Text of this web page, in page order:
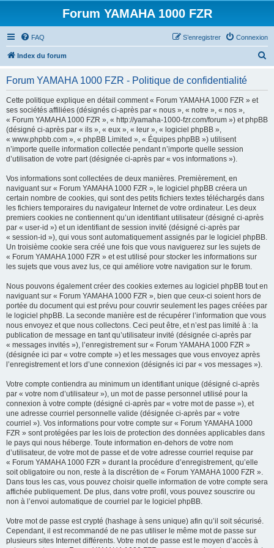
Forum YAMAHA 1000 FZR
FAQ Connexion
S’enregistrer
Index du forum
Forum YAMAHA 1000 FZR - Politique de confidentialité
Cette politique explique en détail comment « Forum YAMAHA 1000 FZR » et
ses sociétés affiliées (désignés ci-après par « nous », « notre », « nos »,
« Forum YAMAHA 1000 FZR », « http://yamaha-1000-fzr.com/forum ») et phpBB
(désigné ci-après par « ils », « eux », « leur », « logiciel phpBB »,
« www.phpbb.com », « phpBB Limited », « Équipes phpBB ») utilisent
n’importe quelle information collectée pendant n’importe quelle session
d’utilisation de votre part (désignée ci-après par « vos informations »).
Vos informations sont collectées de deux manières. Premièrement, en
naviguant sur « Forum YAMAHA 1000 FZR », le logiciel phpBB créera un
certain nombre de cookies, qui sont des petits fichiers textes téléchargés dans
les fichiers temporaires du navigateur Internet de votre ordinateur. Les deux
premiers cookies ne contiennent qu’un identifiant utilisateur (désigné ci-après
par « user-id ») et un identifiant de session invité (désigné ci-après par
« session-id »), qui vous sont automatiquement assignés par le logiciel phpBB.
Un troisième cookie sera créé une fois que vous naviguerez sur les sujets de
« Forum YAMAHA 1000 FZR » et est utilisé pour stocker les informations sur
les sujets que vous avez lus, ce qui améliore votre navigation sur le forum.
Nous pouvons également créer des cookies externes au logiciel phpBB tout en
naviguant sur « Forum YAMAHA 1000 FZR », bien que ceux-ci soient hors de
portée du document qui est prévu pour couvrir seulement les pages créées par
le logiciel phpBB. La seconde manière est de récupérer l’information que vous
nous envoyez et que nous collectons. Ceci peut être, et n’est pas limité à : la
publication de message en tant qu’utilisateur invité (désignée ci-après par
« messages invités »), l’enregistrement sur « Forum YAMAHA 1000 FZR »
(désignée ici par « votre compte ») et les messages que vous envoyez après
l’enregistrement et lors d’une connexion (désignés ici par « vos messages »).
Votre compte contiendra au minimum un identifiant unique (désigné ci-après
par « votre nom d’utilisateur »), un mot de passe personnel utilisé pour la
connexion à votre compte (désigné ci-après par « votre mot de passe »), et
une adresse courriel personnelle valide (désignée ci-après par « votre
courriel »). Vos informations pour votre compte sur « Forum YAMAHA 1000
FZR » sont protégées par les lois de protection des données applicables dans
le pays qui nous héberge. Toute information en-dehors de votre nom
d’utilisateur, de votre mot de passe et de votre adresse courriel requise par
« Forum YAMAHA 1000 FZR » durant la procédure d’enregistrement, qu’elle
soit obligatoire ou non, reste à la discrétion de « Forum YAMAHA 1000 FZR ».
Dans tous les cas, vous pouvez choisir quelle information de votre compte sera
affichée publiquement. De plus, dans votre profil, vous pouvez souscrire ou
non à l’envoi automatique de courriel par le logiciel phpBB.
Votre mot de passe est crypté (hashage à sens unique) afin qu’il soit sécurisé.
Cependant, il est recommandé de ne pas utiliser le même mot de passe sur
plusieurs sites Internet différents. Votre mot de passe est le moyen d’accès à